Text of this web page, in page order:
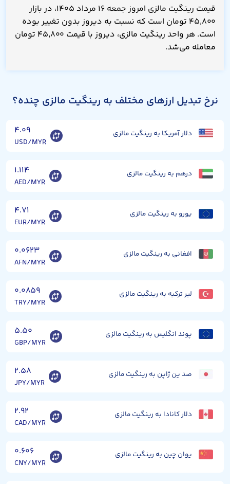
قیمت رینگیت مالزی امروز جمعه ۱۶ مرداد ۱۴۰۵، در بازار
۴۵,۸۰۰ تومان است که نسبت به دیروز بدون تغییر بوده
است. هر واحد رینگیت مالزی، دیروز با قیمت ۴۵,۸۰۰ تومان
معامله می‌شد.
نرخ تبدیل ارزهای مختلف به رینگیت مالزی چنده؟
دلار آمریکا به رینگیت مالزی ۴.۰۹
USD/MYR
درهم به رینگیت مالزی ۱.۱۱۴
AED/MYR
یورو به رینگیت مالزی ۴.۷۱
EUR/MYR
افغانی به رینگیت مالزی ۰.۰۶۲۳
AFN/MYR
لیر ترکیه به رینگیت مالزی ۰.۰۸۵۹
TRY/MYR
پوند انگلیس به رینگیت مالزی ۵.۵۰
GBP/MYR
صد ین ژاپن به رینگیت مالزی ۲.۵۸
JPY/MYR
دلار کانادا به رینگیت مالزی ۲.۹۲
CAD/MYR
یوان چین به رینگیت مالزی ۰.۶۰۶
CNY/MYR